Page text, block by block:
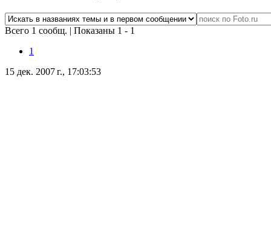
Всего 1 сообщ. | Показаны 1 - 1
1
15 дек. 2007 г., 17:03:53